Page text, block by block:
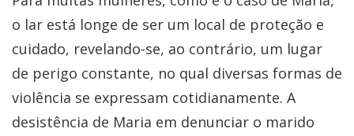
o lar está longe de ser um local de proteção e
cuidado, revelando-se, ao contrário, um lugar
de perigo constante, no qual diversas formas de
violência se expressam cotidianamente. A
desistência de Maria em denunciar o marido